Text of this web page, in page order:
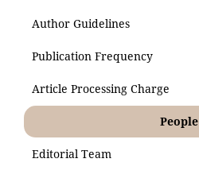
Author Guidelines
Publication Frequency
Article Processing Charge
People
Editorial Team